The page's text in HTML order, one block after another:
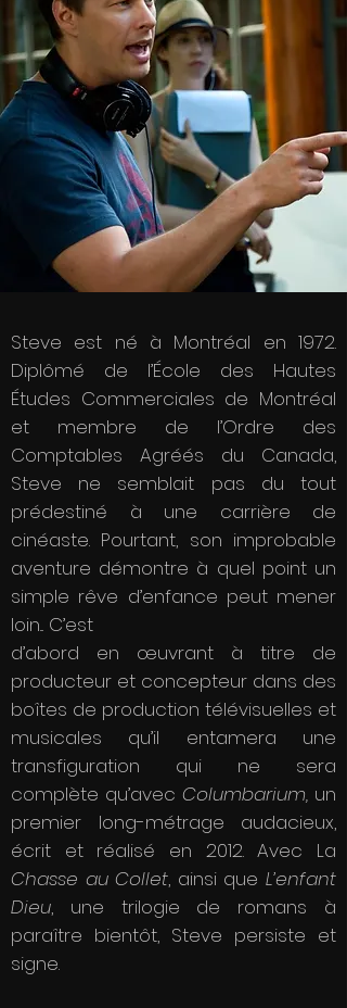
Steve est né à Montréal en 1972.
Diplômé de l’École des Hautes
Études Commerciales de Montréal
et membre de l’Ordre des
Comptables Agréés du Canada,
Steve ne semblait pas du tout
prédestiné à une carrière de
cinéaste. Pourtant, son improbable
aventure démontre à quel point un
simple rêve d’enfance peut mener
loin... C’est
d’abord en œuvrant à titre de
producteur et concepteur dans des
boîtes de production télévisuelles et
musicales qu’il entamera une
transfiguration qui ne sera
complète qu’avec Columbarium, un
premier long-métrage audacieux,
écrit et réalisé en 2012. Avec La
Chasse au Collet, ainsi queL’enfant
Dieu, une trilogie de romans à
paraître bientôt, Steve persiste et
signe.